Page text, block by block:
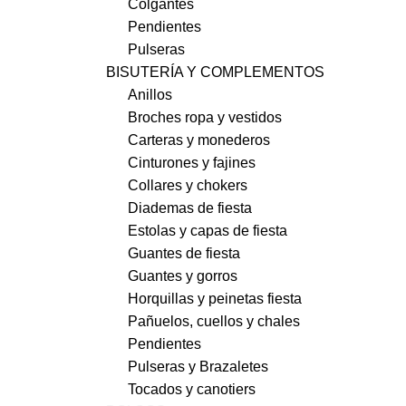
Colgantes
Pendientes
Pulseras
BISUTERÍA Y COMPLEMENTOS
Anillos
Broches ropa y vestidos
Carteras y monederos
Cinturones y fajines
Collares y chokers
Diademas de fiesta
Estolas y capas de fiesta
Guantes de fiesta
Guantes y gorros
Horquillas y peinetas fiesta
Pañuelos, cuellos y chales
Pendientes
Pulseras y Brazaletes
Tocados y canotiers